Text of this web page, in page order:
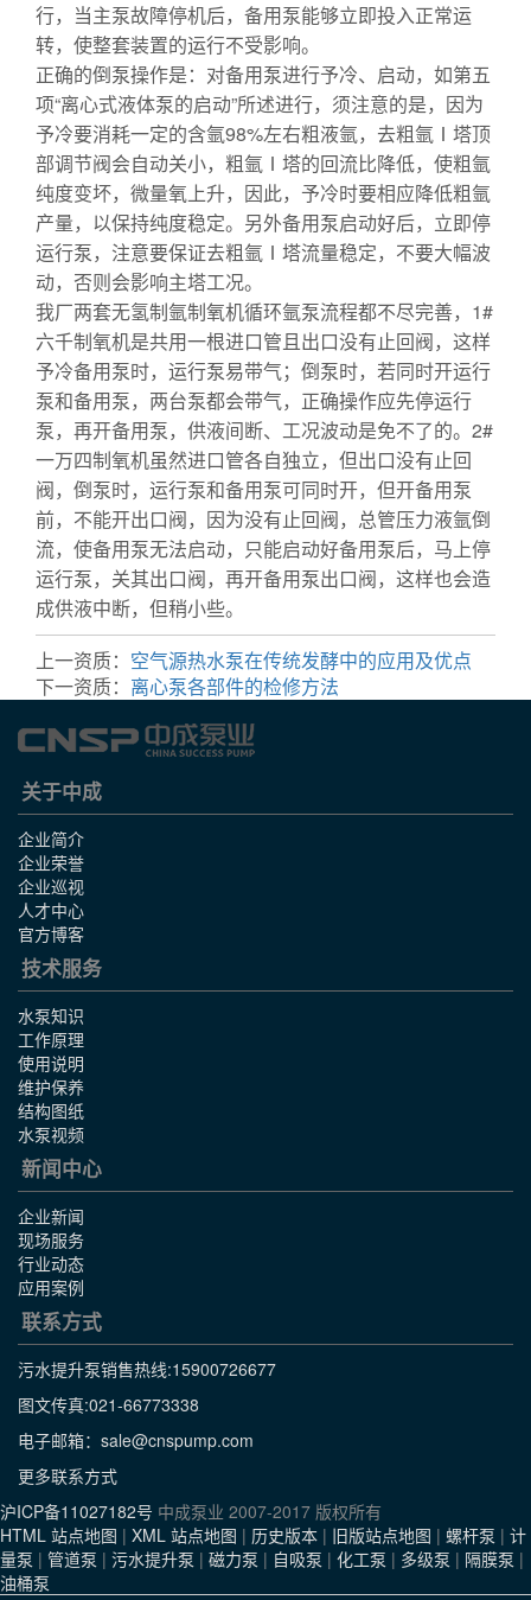
行，当主泵故障停机后，备用泵能够立即投入正常运
转，使整套装置的运行不受影响。
正确的倒泵操作是：对备用泵进行予冷、启动，如第五
项“离心式液体泵的启动”所述进行，须注意的是，因为
予冷要消耗一定的含氩98%左右粗液氩，去粗氩Ⅰ塔顶
部调节阀会自动关小，粗氩Ⅰ塔的回流比降低，使粗氩
纯度变坏，微量氧上升，因此，予冷时要相应降低粗氩
产量，以保持纯度稳定。另外备用泵启动好后，立即停
运行泵，注意要保证去粗氩Ⅰ塔流量稳定，不要大幅波
动，否则会影响主塔工况。
我厂两套无氢制氩制氧机循环氩泵流程都不尽完善，1#
六千制氧机是共用一根进口管且出口没有止回阀，这样
予冷备用泵时，运行泵易带气；倒泵时，若同时开运行
泵和备用泵，两台泵都会带气，正确操作应先停运行
泵，再开备用泵，供液间断、工况波动是免不了的。2#
一万四制氧机虽然进口管各自独立，但出口没有止回
阀，倒泵时，运行泵和备用泵可同时开，但开备用泵
前，不能开出口阀，因为没有止回阀，总管压力液氩倒
流，使备用泵无法启动，只能启动好备用泵后，马上停
运行泵，关其出口阀，再开备用泵出口阀，这样也会造
成供液中断，但稍小些。
上一资质： 空气源热水泵在传统发酵中的应用及优点
下一资质： 离心泵各部件的检修方法
关于中成
企业简介
企业荣誉
企业巡视
人才中心
官方博客
技术服务
水泵知识
工作原理
使用说明
维护保养
结构图纸
水泵视频
新闻中心
企业新闻
现场服务
行业动态
应用案例
联系方式
污水提升泵销售热线:15900726677
图文传真:021-66773338
电子邮箱：sale@cnspump.com
更多联系方式
沪ICP备11027182号 中成泵业 2007-2017 版权所有
HTML 站点地图 | XML 站点地图 | 历史版本 | 旧版站点地图 | 螺杆泵 | 计
量泵 | 管道泵 | 污水提升泵 | 磁力泵 | 自吸泵 | 化工泵 | 多级泵 | 隔膜泵 |
油桶泵